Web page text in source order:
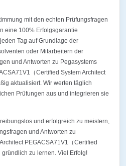
mit den echten Prüfungsfragen
eine 100% Erfolgsgarantie
Tag auf Grundlage der
oder Mitarbeitern der
und Antworten zu Pegasystems
（Certified System Architect
aktualisiert. Wir werten täglich
Prüfungen aus und integrieren sie
und erfolgreich zu meistern,
und Antworten zu
PEGACSA71V1（Certified
gründlich zu lernen. Viel Erfolg!